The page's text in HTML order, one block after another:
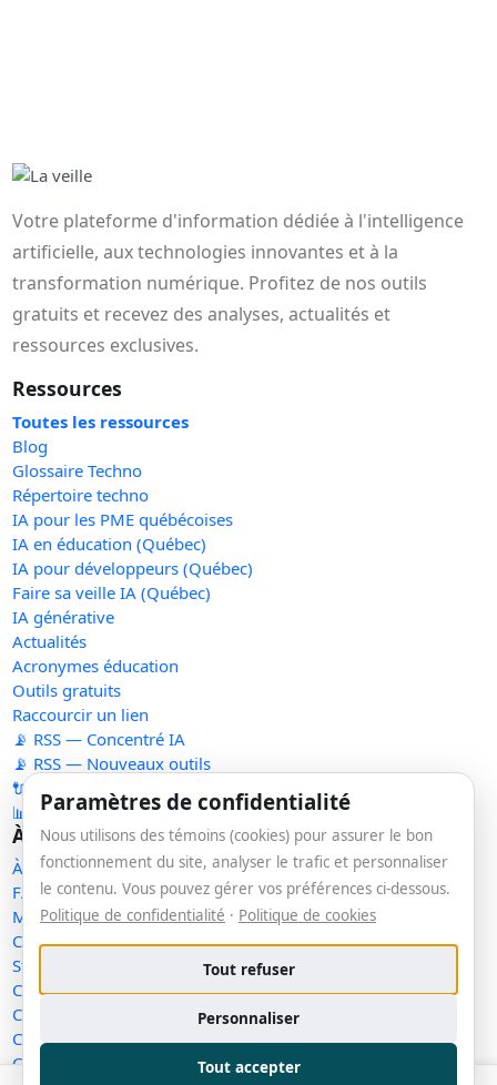
Votre plateforme d'information dédiée à l'intelligence
artificielle, aux technologies innovantes et à la
transformation numérique. Profitez de nos outils
gratuits et recevez des analyses, actualités et
ressources exclusives.
Ressources
Toutes les ressources
Blog
Glossaire Techno
Répertoire techno
IA pour les PME québécoises
IA en éducation (Québec)
IA pour développeurs (Québec)
Faire sa veille IA (Québec)
IA générative
Actualités
Acronymes éducation
Outils gratuits
Raccourcir un lien
📡 RSS — Concentré IA
📡 RSS — Nouveaux outils
🔌 API publique
📊 Statistiques
À propos
À propos
FAQ
Méthodologie
Contact
Statut des services
Confidentialité
Conditions d'utilisation
Conditions de vente
Cookies
Paramètres de confidentialité
Nous utilisons des témoins (cookies) pour assurer le bon
fonctionnement du site, analyser le trafic et personnaliser
le contenu. Vous pouvez gérer vos préférences ci-dessous.
Politique de confidentialité · Politique de cookies
Tout refuser
Personnaliser
Tout accepter